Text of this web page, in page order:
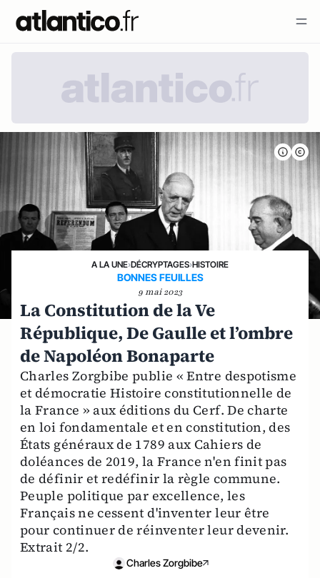
A LA UNE›DÉCRYPTAGES›HISTOIRE
BONNES FEUILLES
9 mai 2023
La Constitution de la Ve
République, De Gaulle et l’ombre
de Napoléon Bonaparte
Charles Zorgbibe publie « Entre despotisme
et démocratie Histoire constitutionnelle de
la France » aux éditions du Cerf. De charte
en loi fondamentale et en constitution, des
États généraux de 1789 aux Cahiers de
doléances de 2019, la France n'en finit pas
de définir et redéfinir la règle commune.
Peuple politique par excellence, les
Français ne cessent d'inventer leur être
pour continuer de réinventer leur devenir.
Extrait 2/2.
Charles Zorgbibe